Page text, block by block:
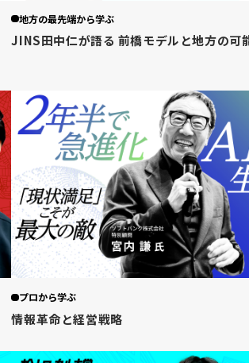
地方の最先端から学ぶ
JINS田中仁が語る 前橋モデルと地方の可
プロから学ぶ
情報革命と経営戦略